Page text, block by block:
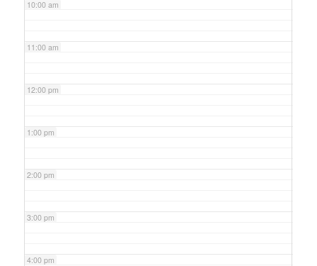
10:00 am
11:00 am
12:00 pm
1:00 pm
2:00 pm
3:00 pm
4:00 pm